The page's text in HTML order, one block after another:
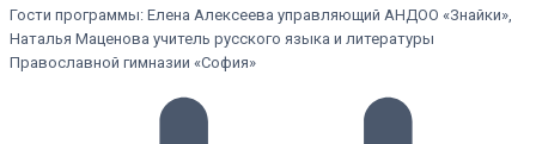
Гости программы: Елена Алексеева управляющий АНДОО «Знайки»,
Наталья Маценова учитель русского языка и литературы
Православной гимназии «София»